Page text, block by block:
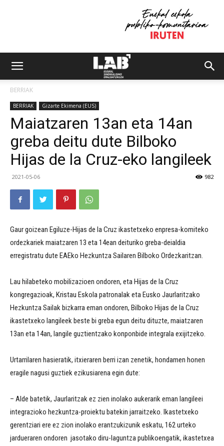
BERRIAK
BERRIAK Gizarte Ekimena (EUS)
Maiatzaren 13an eta 14an
greba deitu dute Bilboko
Hijas de la Cruz-eko langileek
2021-05-06 982
Gaur goizean Egiluze-Hijas de la Cruz ikastetxeko enpresa-komiteko
ordezkariek maiatzaren 13 eta 14ean deituriko greba-deialdia
erregistratu dute EAEko Hezkuntza Sailaren Bilboko Ordezkaritzan.
Lau hilabeteko mobilizazioen ondoren, eta Hijas de la Cruz
kongregazioak, Kristau Eskola patronalak eta Eusko Jaurlaritzako
Hezkuntza Sailak bizkarra eman ondoren, Bilboko Hijas de la Cruz
ikastetxeko langileek beste bi greba egun deitu dituzte, maiatzaren
13an eta 14an, langile guztientzako konponbide integrala exijitzeko.
Urtarrilaren hasieratik, itxieraren berri izan zenetik, hondamen honen
eragile nagusi guztiek ezikusiarena egin dute:
– Alde batetik, Jaurlaritzak ez zien inolako aukerarik eman langileei
integrazioko hezkuntza-proiektu batekin jarraitzeko. Ikastetxeko
gerentziari ere ez zion inolako erantzukizunik eskatu, 162 urteko
jardueraren ondoren jasotako diru-laguntza publikoengatik, ikastetxea